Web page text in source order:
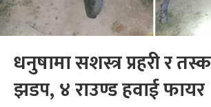
धनुषामा सशस्त्र प्रहरी र
झडप, ४ राउण्ड हवाई फायर